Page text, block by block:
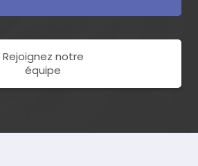
Rejoignez notre
équipe